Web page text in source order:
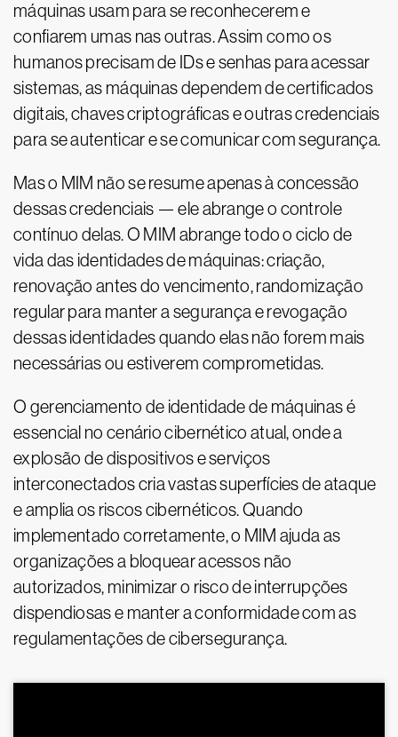
máquinas usam para se reconhecerem e
confiarem umas nas outras. Assim como os
humanos precisam de IDs e senhas para acessar
sistemas, as máquinas dependem de certificados
digitais, chaves criptográficas e outras credenciais
para se autenticar e se comunicar com segurança.
Mas o MIM não se resume apenas à concessão
dessas credenciais — ele abrange o controle
contínuo delas. O MIM abrange todo o ciclo de
vida das identidades de máquinas: criação,
renovação antes do vencimento, randomização
regular para manter a segurança e revogação
dessas identidades quando elas não forem mais
necessárias ou estiverem comprometidas.
O gerenciamento de identidade de máquinas é
essencial no cenário cibernético atual, onde a
explosão de dispositivos e serviços
interconectados cria vastas superfícies de ataque
e amplia os riscos cibernéticos. Quando
implementado corretamente, o MIM ajuda as
organizações a bloquear acessos não
autorizados, minimizar o risco de interrupções
dispendiosas e manter a conformidade com as
regulamentações de cibersegurança.